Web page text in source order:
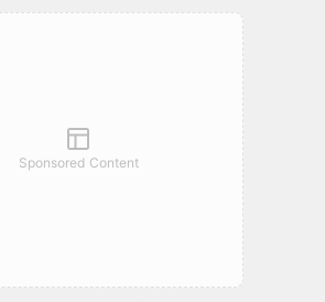
Sponsored Content